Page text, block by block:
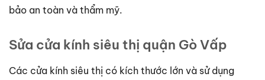
bảo an toàn và thẩm mỹ.
Sửa cửa kính siêu thị quận Gò Vấp
Các cửa kính siêu thị có kích thước lớn và sử dụng